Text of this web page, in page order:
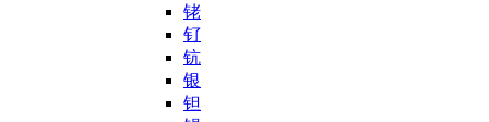
铑
钌
钪
银
钽